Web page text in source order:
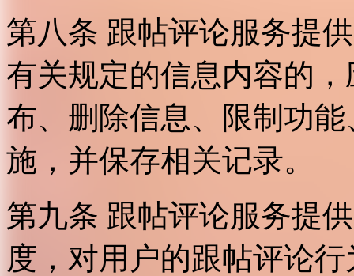
第八条 跟帖评论服务提
有关规定的信息内容的
布、删除信息、限制功
施，并保存相关记录。
第九条 跟帖评论服务提
度，对用户的跟帖评论